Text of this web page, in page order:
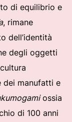
di equilibrio e
, rimane
dell’identità
degli oggetti
dei manufatti e
ossia
di 100 anni